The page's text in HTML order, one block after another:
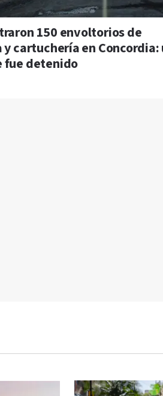
150 envoltorios de
y cartuchería en Concordia:
fue detenido